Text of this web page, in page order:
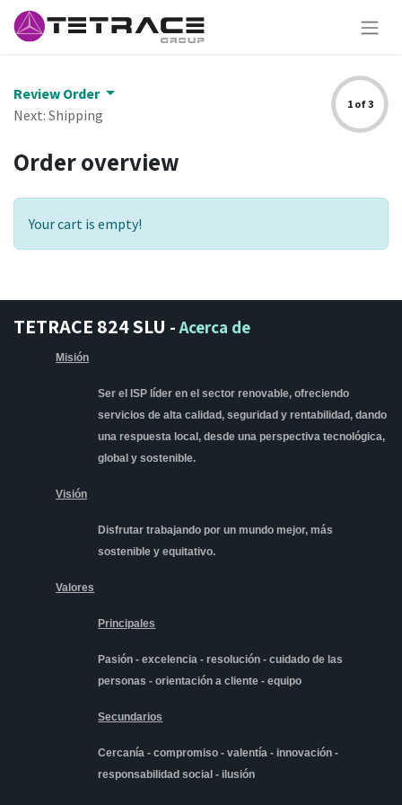
Review Order
Next: Shipping
1 of 3
Order overview
Your cart is empty!
TETRACE 824 SLU -Acerca de
Misión
Ser el ISP líder en el sector renovable, ofreciendo
servicios de alta calidad, seguridad y rentabilidad, dando
una respuesta local, desde una perspectiva tecnológica,
global y sostenible.
Visión
Disfrutar trabajando por un mundo mejor, más
sostenible y equitativo.
Valores
Principales
Pasión - excelencia - resolución - cuidado de las
personas - orientación a cliente - equipo
Secundarios
Cercanía - compromiso - valentía - innovación -
responsabilidad social - ilusión